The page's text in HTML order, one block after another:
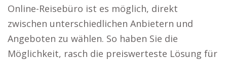
Online-Reisebüro ist es möglich, direkt
zwischen unterschiedlichen Anbietern und
Angeboten zu wählen. So haben Sie die
Möglichkeit, rasch die preiswerteste Lösung für